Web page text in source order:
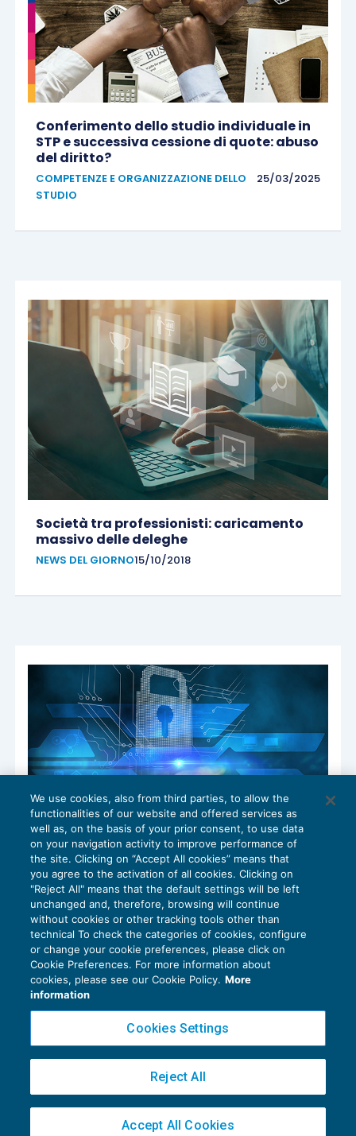
Conferimento dello studio individuale in
STP e successiva cessione di quote: abuso
del diritto?
COMPETENZE E ORGANIZZAZIONE DELLO
STUDIO
25/03/2025
Società tra professionisti: caricamento
massivo delle deleghe
NEWS DEL GIORNO15/10/2018
Società tra professionisti: profilazione on
line per i consulenti del lavoro
NEWS DEL GIORNO14/09/2017
Privacy Policy
Cookie Policy
Direttore responsabile Sandro Cerato
We use cookies, also from third parties, to allow the
functionalities of our website and offered services as
well as, on the basis of your prior consent, to use data
on your navigation activity to improve performance of
the site. Clicking on “Accept All cookies” means that
you agree to the activation of all cookies. Clicking on
"Reject All" means that the default settings will be left
unchanged and, therefore, browsing will continue
without cookies or other tracking tools other than
technical To check the categories of cookies, configure
or change your cookie preferences, please click on
Cookie Preferences. For more information about
cookies, please see our Cookie Policy. More
information
Cookies Settings
Reject All
Accept All Cookies